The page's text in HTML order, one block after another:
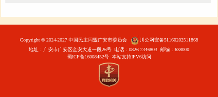
Copyright©2024-2027 中国民主同盟广安市委员会
川公网安备51160202511868
地址：广安市广安区金安大道一段26号 电话：0826-2346803 邮编：638000
蜀ICP备16008452号本站支持IPV6访问